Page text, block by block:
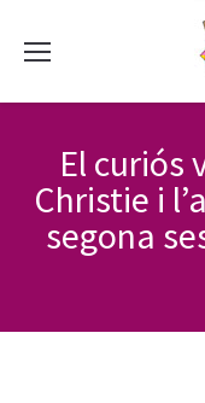
El curiós
Christie i
segona